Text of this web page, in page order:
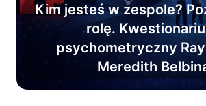
Kim jesteś w zespole?
rolę.
psychometryczny
Meredith
Poznaj role zespołowe i
pewność w
efektywnym